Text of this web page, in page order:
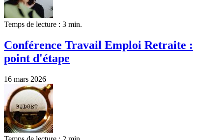
Temps de lecture : 3 min.
Conférence Travail Emploi Retraite :
point d'étape
16 mars 2026